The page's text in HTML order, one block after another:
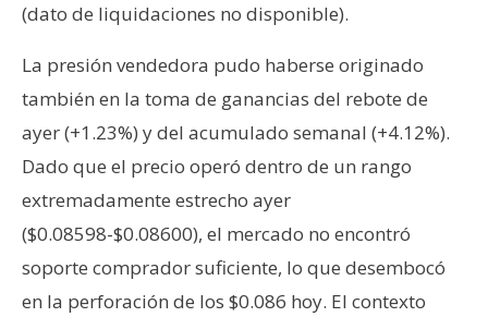
(dato de liquidaciones no disponible).
La presión vendedora pudo haberse originado
también en la toma de ganancias del rebote de
ayer (+1.23%) y del acumulado semanal (+4.12%).
Dado que el precio operó dentro de un rango
extremadamente estrecho ayer
($0.08598-$0.08600), el mercado no encontró
soporte comprador suficiente, lo que desembocó
en la perforación de los $0.086 hoy. El contexto